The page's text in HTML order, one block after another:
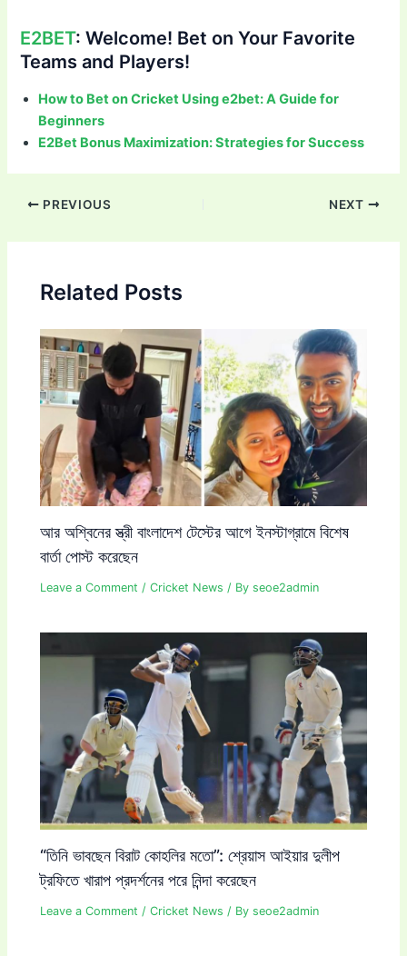
E2BET: Welcome! Bet on Your Favorite
Teams and Players!
How to Bet on Cricket Using e2bet: A Guide for
Beginners
E2Bet Bonus Maximization: Strategies for Success
Post
PREVIOUS NEXT
Related Posts
আর অশ্বিনের স্ত্রী বাংলাদেশ টেস্টের আগে ইনস্টাগ্রামে বিশেষ
বার্তা পোস্ট করেছেন
Leave a Comment /Cricket News / Byseoe2admin
“তিনি ভাবছেন বিরাট কোহলির মতো”: শ্রেয়াস আইয়ার দুলীপ
ট্রফিতে খারাপ প্রদর্শনের পরে নিন্দা করেছেন
Leave a Comment /Cricket News / Byseoe2admin